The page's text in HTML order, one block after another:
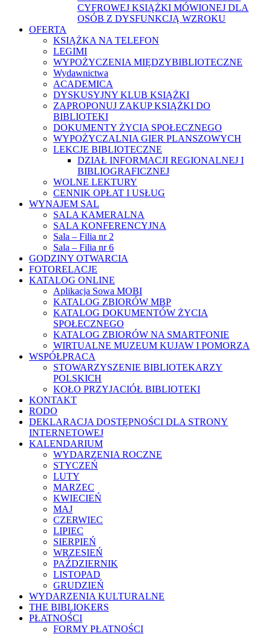
CYFROWEJ KSIĄŻKI MÓWIONEJ DLA
OSÓB Z DYSFUNKCJĄ WZROKU
OFERTA
KSIĄŻKA NA TELEFON
LEGIMI
WYPOŻYCZENIA MIĘDZYBIBLIOTECZNE
Wydawnictwa
ACADEMICA
DYSKUSYJNY KLUB KSIĄŻKI
ZAPROPONUJ ZAKUP KSIĄŻKI DO
BIBLIOTEKI
DOKUMENTY ŻYCIA SPOŁECZNEGO
WYPOŻYCZALNIA GIER PLANSZOWYCH
LEKCJE BIBLIOTECZNE
DZIAŁ INFORMACJI REGIONALNEJ I
BIBLIOGRAFICZNEJ
WOLNE LEKTURY
CENNIK OPŁAT I USŁUG
WYNAJEM SAL
SALA KAMERALNA
SALA KONFERENCYJNA
Sala – Filia nr 2
Sala – Filia nr 6
GODZINY OTWARCIA
FOTORELACJE
KATALOG ONLINE
Aplikacja Sowa MOBI
KATALOG ZBIORÓW MBP
KATALOG DOKUMENTÓW ŻYCIA
SPOŁECZNEGO
KATALOG ZBIORÓW NA SMARTFONIE
WIRTUALNE MUZEUM KUJAW I POMORZA
WSPÓŁPRACA
STOWARZYSZENIE BIBLIOTEKARZY
POLSKICH
KOŁO PRZYJACIÓŁ BIBLIOTEKI
KONTAKT
RODO
DEKLARACJA DOSTĘPNOŚCI DLA STRONY
INTERNETOWEJ
KALENDARIUM
WYDARZENIA ROCZNE
STYCZEŃ
LUTY
MARZEC
KWIECIEŃ
MAJ
CZERWIEC
LIPIEC
SIERPIEŃ
WRZESIEŃ
PAŹDZIERNIK
LISTOPAD
GRUDZIEŃ
WYDARZENIA KULTURALNE
THE BIBLIOKERS
PŁATNOŚCI
FORMY PŁATNOŚCI